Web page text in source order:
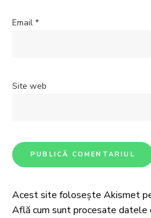
Email *
Site web
Acest site folosește Akismet
Află cum sunt procesate datele